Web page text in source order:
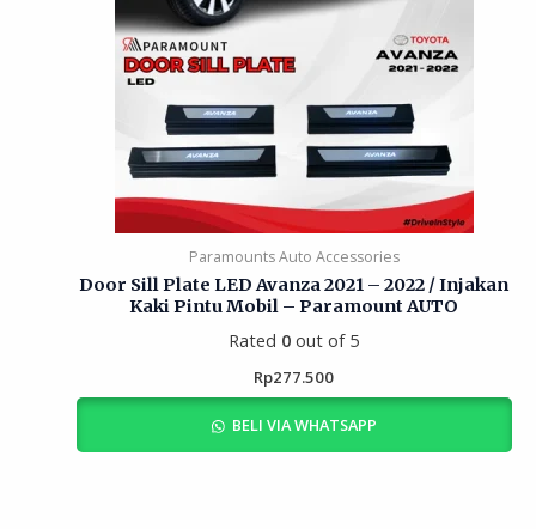
Paramounts Auto Accessories
Door Sill Plate LED Avanza 2021 – 2022 / Injakan
Kaki Pintu Mobil – Paramount AUTO
Rated 0 out of 5
Rp277.500
BELI VIA WHATSAPP